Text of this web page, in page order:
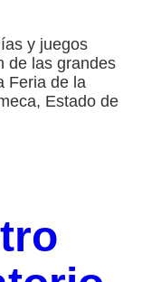
y juegos
de las grandes
Feria de la
Estado de